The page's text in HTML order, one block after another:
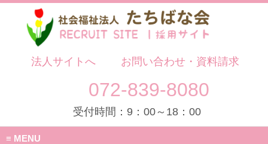
法人サイトへ お問い合わせ・資料請求
072-839-8080
受付時間：9：00～18：00
MENU